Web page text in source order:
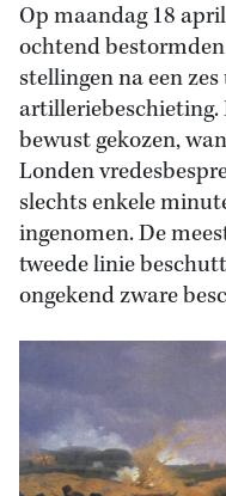
Op maandag 18
ochtend
stellingen na een
artilleriebeschieting.
bewust gekozen,
Londen
slechts enkele
ingenomen. De
tweede linie
ongekend zware